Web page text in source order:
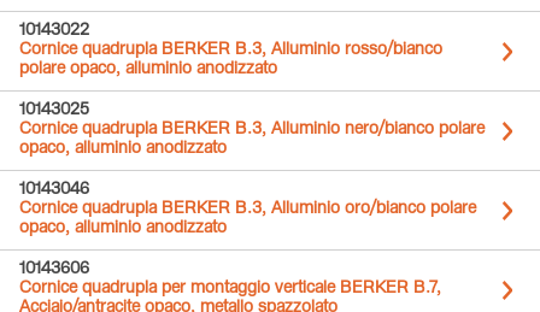
10143022
Cornice quadrupla BERKER B.3, Alluminio rosso/bianco
polare opaco, alluminio anodizzato
10143025
Cornice quadrupla BERKER B.3, Alluminio nero/bianco polare
opaco, alluminio anodizzato
10143046
Cornice quadrupla BERKER B.3, Alluminio oro/bianco polare
opaco, alluminio anodizzato
10143606
Cornice quadrupla per montaggio verticale BERKER B.7,
Acciaio/antracite opaco, metallo spazzolato